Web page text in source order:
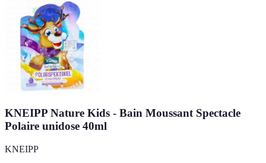
KNEIPP Nature Kids - Bain Moussant Spectacle
Polaire unidose 40ml
KNEIPP